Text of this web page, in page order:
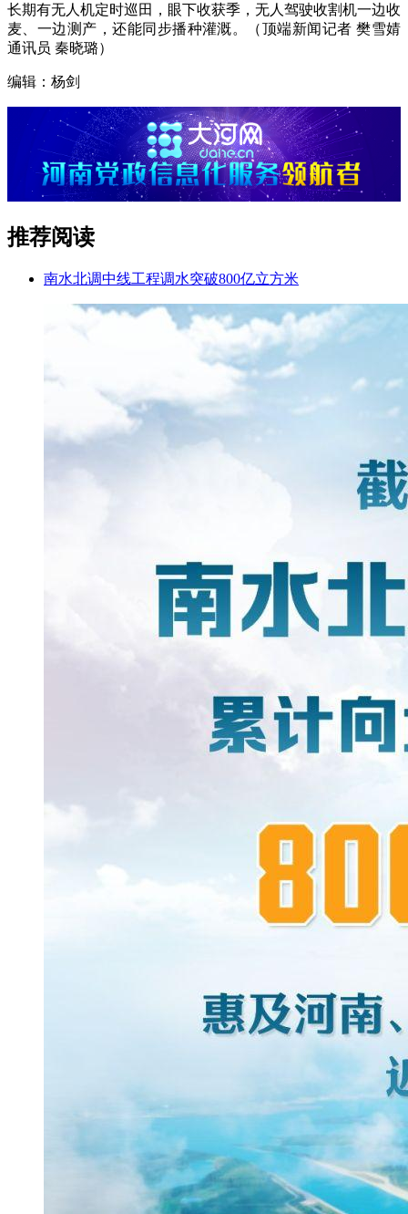
长期有无人机定时巡田，眼下收获季，无人驾驶收割机一边收
麦、一边测产，还能同步播种灌溉。（顶端新闻记者 樊雪婧
通讯员 秦晓璐）
编辑：杨剑
推荐阅读
南水北调中线工程调水突破800亿立方米